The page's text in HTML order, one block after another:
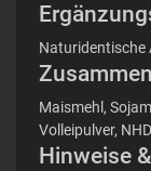
Maismehl,
Volleipulver,
Hinweise